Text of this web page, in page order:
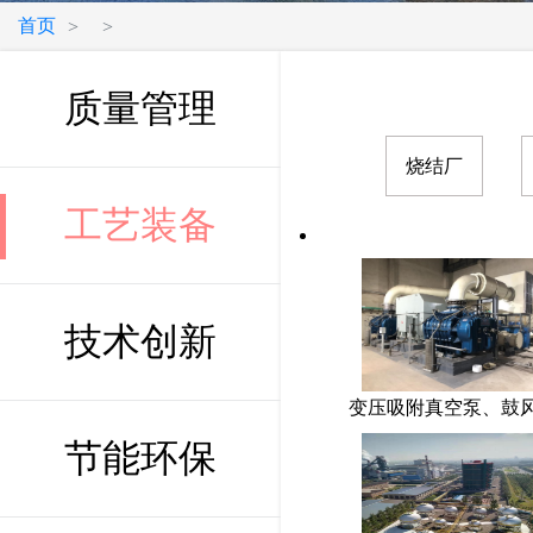
首页 > >
质量管理
工艺装备
技术创新
节能环保
烧结厂
变压吸附真空泵、鼓